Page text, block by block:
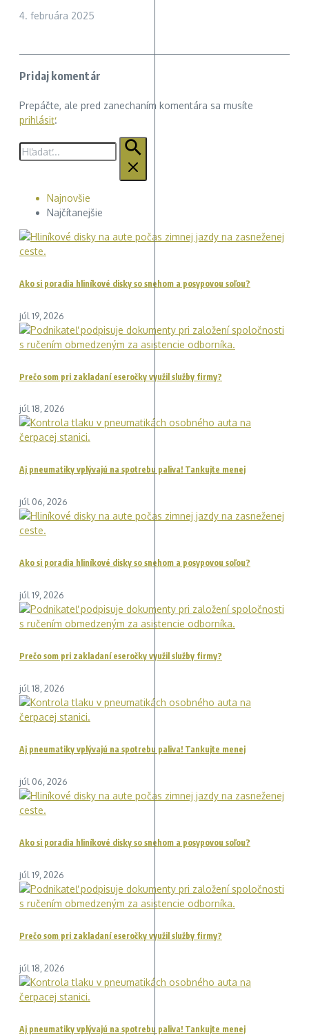
4. februára 2025
Pridaj komentár
Prepáčte, ale pred zanechaním komentára sa musíte
prihlásiť.
Hľadať:
Najnovšie
Najčítanejšie
Ako si poradia hliníkové disky so snehom a posypovou soľou?
júl 19, 2026
Prečo som pri zakladaní eseročky využil služby firmy?
júl 18, 2026
Aj pneumatiky vplývajú na spotrebu paliva! Tankujte menej
júl 06, 2026
Ako si poradia hliníkové disky so snehom a posypovou soľou?
júl 19, 2026
Prečo som pri zakladaní eseročky využil služby firmy?
júl 18, 2026
Aj pneumatiky vplývajú na spotrebu paliva! Tankujte menej
júl 06, 2026
Ako si poradia hliníkové disky so snehom a posypovou soľou?
júl 19, 2026
Prečo som pri zakladaní eseročky využil služby firmy?
júl 18, 2026
Aj pneumatiky vplývajú na spotrebu paliva! Tankujte menej